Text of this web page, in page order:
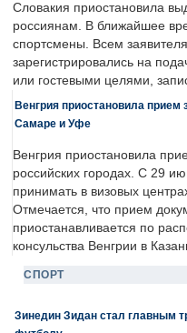
Словакия приостановила
россиянам. В ближайшее
спортсмены. Всем
зарегистрировались на
или гостевыми целями,
Венгрия приостановила прием
Самаре и Уфе
Венгрия приостановила
российских городах. С 29
принимать в визовых
Отмечается, что прием
приостанавливается по
консульства Венгрии в
СПОРТ
Зинедин Зидан стал главным